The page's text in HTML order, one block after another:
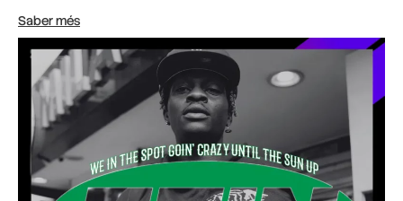
Saber més